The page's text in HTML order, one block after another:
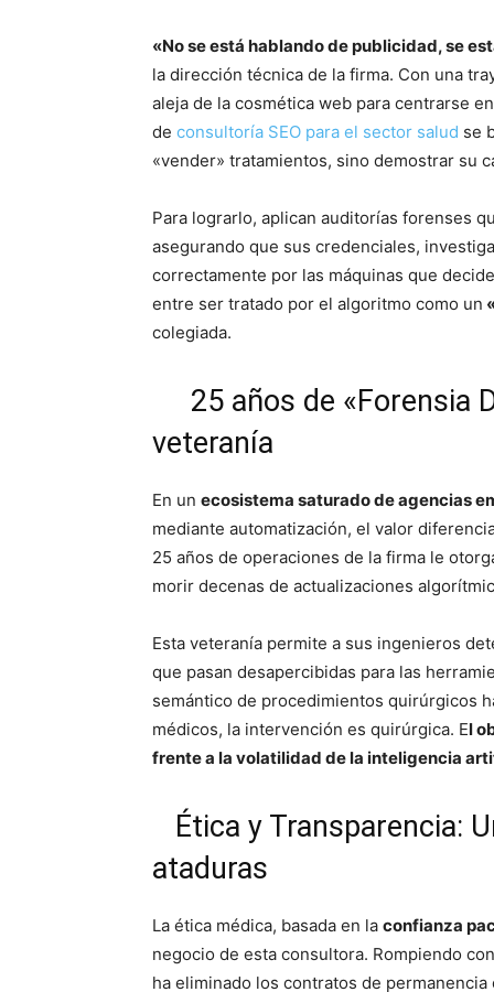
«No se está hablando de publicidad, se
la dirección técnica de la firma. Con una
aleja de la cosmética web para centrarse
de consultoría SEO para el sector salud se
«vender» tratamientos, sino demostrar su
Para lograrlo, aplican auditorías forenses
asegurando que sus credenciales,
correctamente por las máquinas que
entre ser tratado por el algoritmo como un
colegiada.
25 años de «Forensia
veteranía
En un ecosistema saturado de agencias
mediante automatización, el valor
25 años de operaciones de la firma le
morir decenas de actualizaciones
Esta veteranía permite a sus ingenieros
que pasan desapercibidas para las
semántico de procedimientos quirúrgicos
médicos, la intervención es quirúrgica. El
frente a la volatilidad de la inteligencia
Ética y Transparencia:
ataduras
La ética médica, basada en la confianza
negocio de esta consultora. Rompiendo
ha eliminado los contratos de permanencia